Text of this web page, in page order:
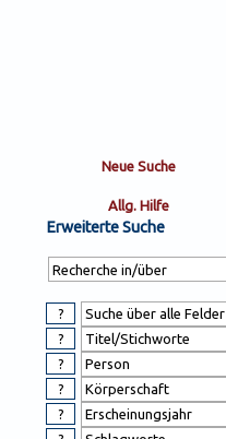
Erweiterte Suche